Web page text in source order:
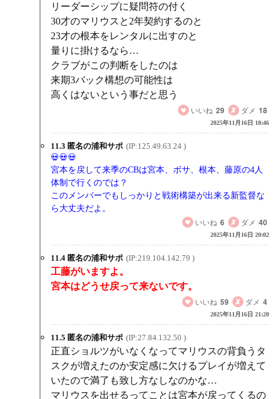
リーダーシップに疑問符の付く
30才のマリウスと2年契約するのと
23才の根本をレンタルに出すのと
量りに掛けるなら…
クラブがこの判断をしたのは
来期3バック構想の可能性は
高くはないという事だと思う
いいね 29 ダメ 18
2025年11月16日 18:46
11.3 匿名の浦和サポ (IP:125.49.63.24 )
宮本を戻して来季のCBは宮本、ボサ、根本、藤原の4人
体制で行くのでは？
このメンバーでもしっかりと戦術構築が出来る新監督な
ら大丈夫だよ。
いいね 6 ダメ 40
2025年11月16日 20:02
11.4 匿名の浦和サポ (IP:219.104.142.79 )
工藤がいますよ。
宮本はどうせ戻って来ないです。
いいね 59 ダメ 4
2025年11月16日 21:20
11.5 匿名の浦和サポ (IP:27.84.132.50 )
正直ショルツがいなくなってマリウスの背負うタ
スクが増えたのか安定感に欠けるプレイが増えて
いたので満了も致し方なしなのかな…
マリウスを出せるってことは宮本が戻ってくるの